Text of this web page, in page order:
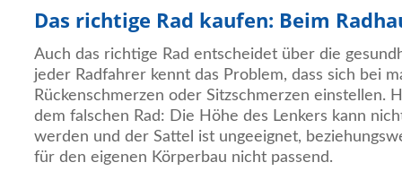
Das richtige Rad kaufen: Beim
Auch das richtige Rad entscheidet über die
jeder Radfahrer kennt das Problem, dass sich bei
Rückenschmerzen oder Sitzschmerzen einstellen.
dem falschen Rad: Die Höhe des Lenkers kann
werden und der Sattel ist ungeeignet,
für den eigenen Körperbau nicht passend.